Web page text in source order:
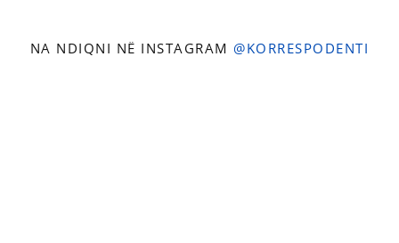
NA NDIQNI NË INSTAGRAM @KORRESPODENTI